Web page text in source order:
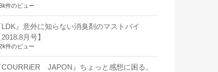
件のビュー
LDK』意外に知らない消臭剤のマストバイ
2018.8月号】
件のビュー
COURRiER JAPON』ちょっと感想に困る。